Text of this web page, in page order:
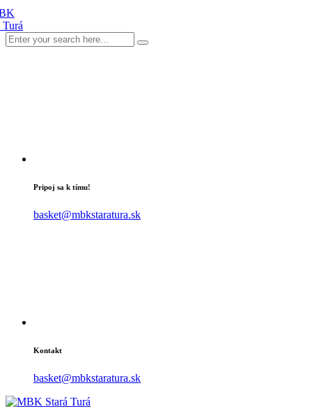
Pripoj sa k tímu!
basket@mbkstaratura.sk
Kontakt
basket@mbkstaratura.sk